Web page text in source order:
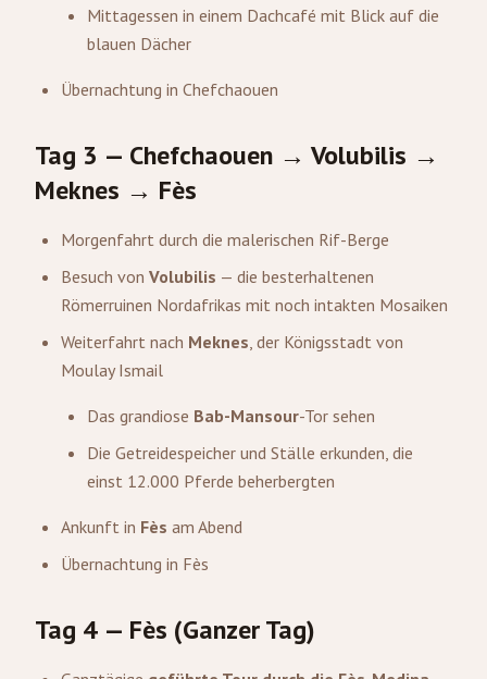
Mittagessen in einem Dachcafé mit Blick auf die
blauen Dächer
Übernachtung in Chefchaouen
Tag 3 — Chefchaouen → Volubilis →
Meknes → Fès
Morgenfahrt durch die malerischen Rif-Berge
Besuch von Volubilis — die besterhaltenen
Römerruinen Nordafrikas mit noch intakten Mosaiken
Weiterfahrt nach Meknes, der Königsstadt von
Moulay Ismail
Das grandiose Bab-Mansour-Tor sehen
Die Getreidespeicher und Ställe erkunden, die
einst 12.000 Pferde beherbergten
Ankunft in Fès am Abend
Übernachtung in Fès
Tag 4 — Fès (Ganzer Tag)